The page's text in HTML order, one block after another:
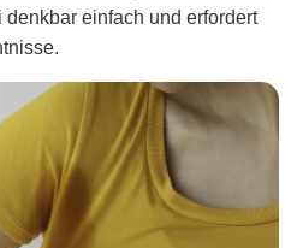
einfach und erfordert